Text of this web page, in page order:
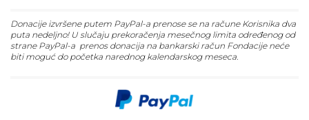
Donacije izvršene putem PayPal-a prenose se na račune Korisnika dva
puta nedeljno! U slučaju prekoračenja mesečnog limita određenog od
strane PayPal-a prenos donacija na bankarski račun Fondacije neće
biti moguć do početka narednog kalendarskog meseca.